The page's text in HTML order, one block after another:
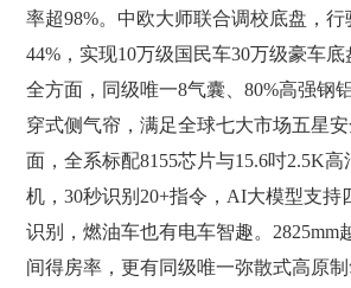
率超98%。中欧大师联合调校底盘，
44%，实现10万级国民车30万级豪车
全方面，同级唯一8气囊、80%高强钢
穿式侧气帘，满足全球七大市场五星
面，全系标配8155芯片与15.6吋2.5K
机，30秒识别20+指令，AI大模型支持
识别，燃油车也有电车智趣。2825mm
间得房率，更有同级唯一弥散式高原